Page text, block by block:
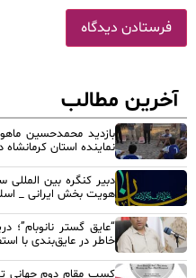
آخرین مطالب
بازدید محمدحسین
نماینده استان
دبیر کنگره بین
هویت بخش ایرانی _
“عایق گستر
خاطر در عایق‌بندی با
کسب مقام دوم جهانی